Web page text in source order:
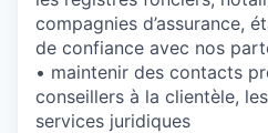
compagnies d’assurance,
de confiance avec nos
• maintenir des contacts
conseillers à la clientèle,
services juridiques